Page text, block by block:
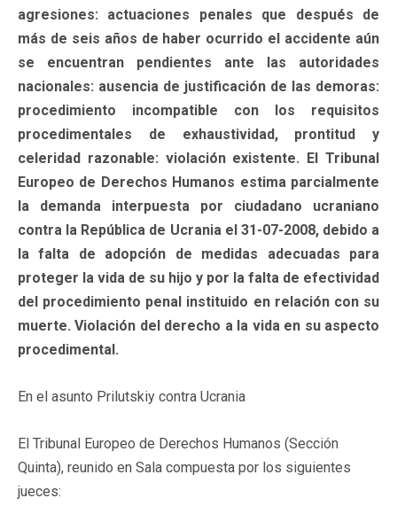
agresiones: actuaciones penales que después de
más de seis años de haber ocurrido el accidente aún
se encuentran pendientes ante las autoridades
nacionales: ausencia de justificación de las demoras:
procedimiento incompatible con los requisitos
procedimentales de exhaustividad, prontitud y
celeridad razonable: violación existente. El Tribunal
Europeo de Derechos Humanos estima parcialmente
la demanda interpuesta por ciudadano ucraniano
contra la República de Ucrania el 31-07-2008, debido a
la falta de adopción de medidas adecuadas para
proteger la vida de su hijo y por la falta de efectividad
del procedimiento penal instituido en relación con su
muerte. Violación del derecho a la vida en su aspecto
procedimental.
En el asunto Prilutskiy contra Ucrania
El Tribunal Europeo de Derechos Humanos (Sección
Quinta), reunido en Sala compuesta por los siguientes
jueces: